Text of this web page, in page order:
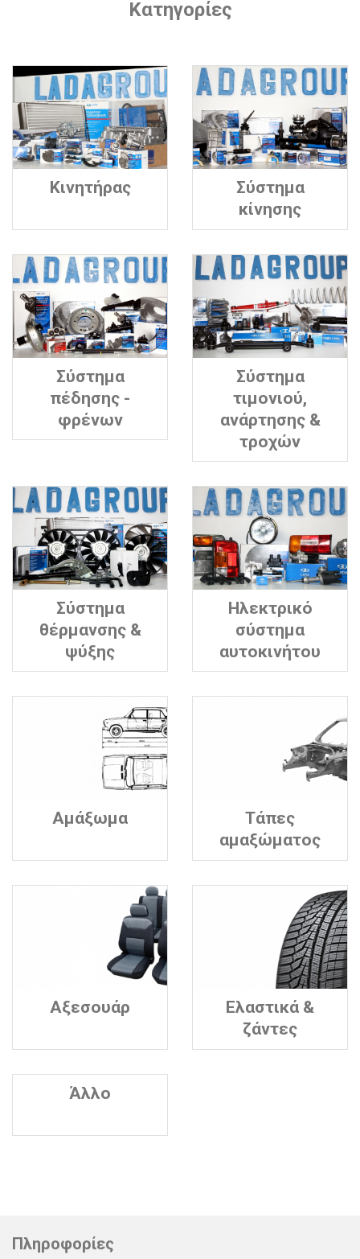
Κατηγορίες
Κινητήρας
Σύστημα
κίνησης
Σύστημα
πέδησης -
φρένων
Σύστημα
τιμονιού,
ανάρτησης &
τροχών
Σύστημα
θέρμανσης &
ψύξης
Ηλεκτρικό
σύστημα
αυτοκινήτου
Αμάξωμα
Τάπες
αμαξώματος
Αξεσουάρ
Ελαστικά &
ζάντες
Άλλο
Πληροφορίες